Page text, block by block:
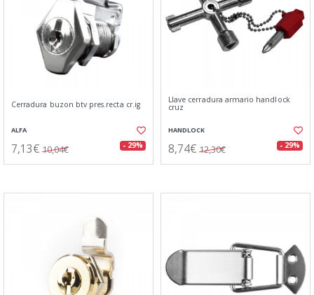
Cerradura buzon btv pres.recta cr.ig
ALFA
7,13€ 10,04€ - 29%
Llave cerradura armario handlock
cruz
HANDLOCK
8,74€ 12,30€ - 29%